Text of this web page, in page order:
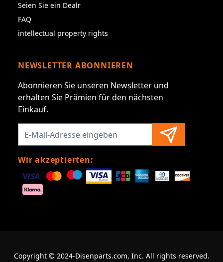
Seien Sie ein Dealr
FAQ
intellectual property rights
NEWSLETTER ABONNIEREN
Abonnieren Sie unseren Newsletter und
erhalten Sie Prämien für den nächsten
Einkauf.
Wir akzeptierten:
Copyright © 2024-Disenparts.com, Inc. All rights reserved.